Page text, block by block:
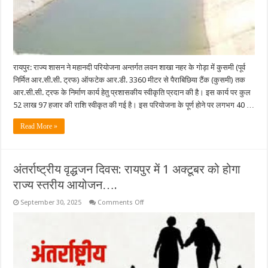
रायपुर: राज्य शासन ने महानदी परियोजना अन्तर्गत लवन शाखा नहर के गोड़ा में कुसमी (पूर्व
निर्मित आर.सी.सी. ट्रफ) ऑफटेक आर.डी. 3360 मीटर से पैराबिछिया टैंक (कुसमी) तक
आर.सी.सी. ट्रफ के निर्माण कार्य हेतु प्रशासकीय स्वीकृति प्रदान की है। इस कार्य पर कुल
52 लाख 97 हजार की राशि स्वीकृत की गई है। इस परियोजना के पूर्ण होने पर लगभग 40 …
Read More »
अंतर्राष्ट्रीय वृद्धजन दिवस: रायपुर में 1 अक्टूबर को होगा
राज्य स्तरीय आयोजन….
September 30, 2025 Comments Offon
अक्टूबर